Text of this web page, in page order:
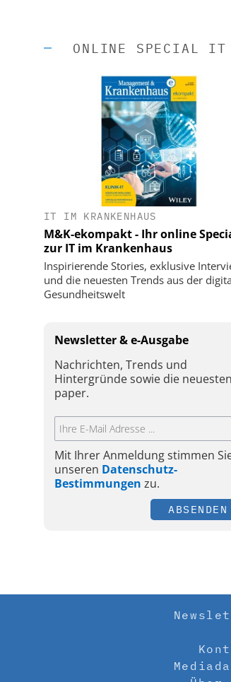
ONLINE SPECIAL IT
IT IM KRANKENHAUS
M&K-ekompakt - Ihr online
zur IT im Krankenhaus
Inspirierende Stories, exklusive
und die neuesten Trends aus der
Gesundheitswelt
Newsletter & e-Ausgabe
Nachrichten, Trends und
Hintergründe sowie die
paper.
Mit Ihrer Anmeldung stimmen
unseren Datenschutz-
Bestimmungen zu.
ABSENDEN